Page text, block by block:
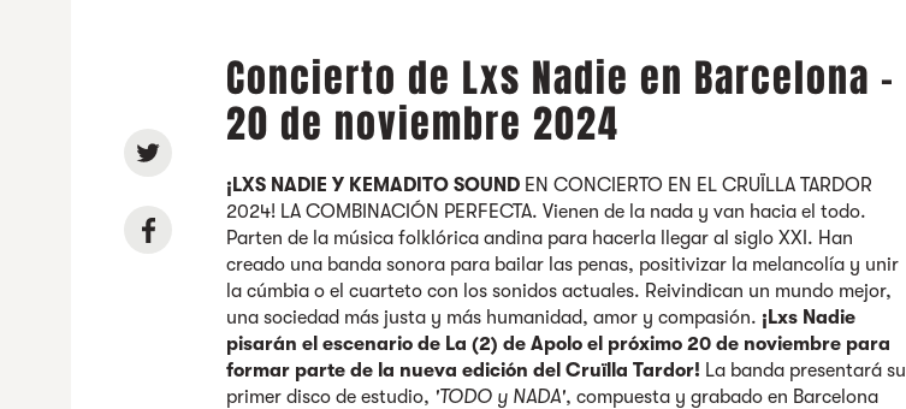
Concierto de Lxs Nadie en Barcelona -
20 de noviembre 2024
¡LXS NADIE Y KEMADITO SOUND EN CONCIERTO EN EL CRUÏLLA TARDOR
2024! LA COMBINACIÓN PERFECTA. Vienen de la nada y van hacia el todo.
Parten de la música folklórica andina para hacerla llegar al siglo XXI. Han
creado una banda sonora para bailar las penas, positivizar la melancolía y unir
la cúmbia o el cuarteto con los sonidos actuales. Reivindican un mundo mejor,
una sociedad más justa y más humanidad, amor y compasión. ¡Lxs Nadie
pisarán el escenario de La (2) de Apolo el próximo 20 de noviembre para
formar parte de la nueva edición del Cruïlla Tardor! La banda presentará su
primer disco de estudio, 'TODO y NADA', compuesta y grabado en Barcelona